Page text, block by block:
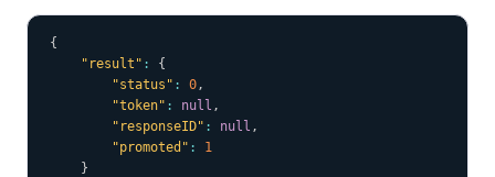
{
"result" :
{
"status" : 0,
"token" : null ,
"responseID" : null ,
"promoted" :
1
}